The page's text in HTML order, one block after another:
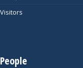
Visitors
People